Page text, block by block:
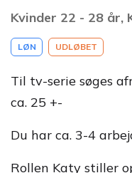
Kvinder 22 - 28 år,
LØN UDLØBET
Til tv-serie søges
ca. 25 +-
Du har ca. 3-4
Rollen Katy stiller